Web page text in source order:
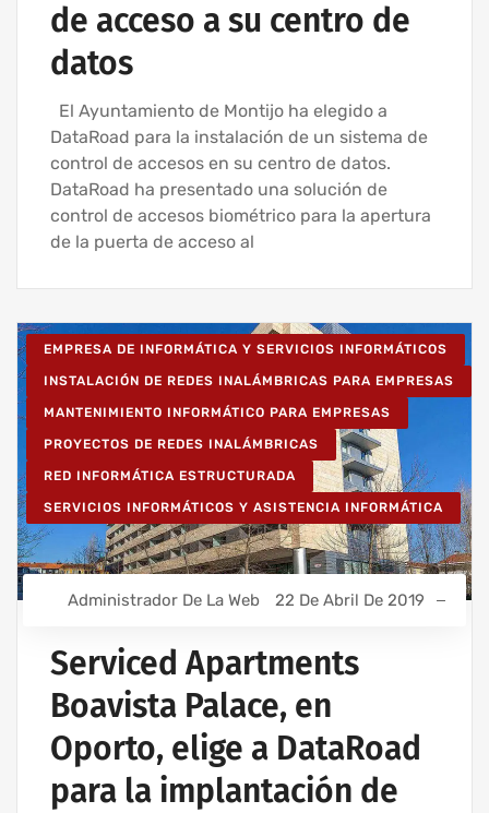
de acceso a su centro de
datos
El Ayuntamiento de Montijo ha elegido a
DataRoad para la instalación de un sistema de
control de accesos en su centro de datos.
DataRoad ha presentado una solución de
control de accesos biométrico para la apertura
de la puerta de acceso al
EMPRESA DE INFORMÁTICA Y SERVICIOS INFORMÁTICOS
INSTALACIÓN DE REDES INALÁMBRICAS PARA EMPRESAS
MANTENIMIENTO INFORMÁTICO PARA EMPRESAS
PROYECTOS DE REDES INALÁMBRICAS
RED INFORMÁTICA ESTRUCTURADA
SERVICIOS INFORMÁTICOS Y ASISTENCIA INFORMÁTICA
Administrador De La Web 22 De Abril De 2019
Serviced Apartments
Boavista Palace, en
Oporto, elige a DataRoad
para la implantación de